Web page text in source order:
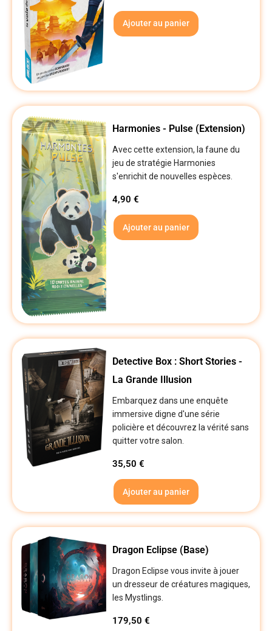
Ajouter au panier
Harmonies - Pulse (Extension)
Avec cette extension, la faune du
jeu de stratégie Harmonies
s'enrichit de nouvelles espèces.
4,90€
Ajouter au panier
Detective Box : Short Stories -
La Grande Illusion
Embarquez dans une enquête
immersive digne d'une série
policière et découvrez la vérité sans
quitter votre salon.
35,50€
Ajouter au panier
Dragon Eclipse (Base)
Dragon Eclipse vous invite à jouer
un dresseur de créatures magiques,
les Mystlings.
179,50€